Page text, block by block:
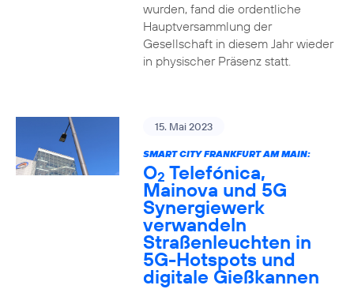
wurden, fand die ordentliche
Hauptversammlung der
Gesellschaft in diesem Jahr wieder
in physischer Präsenz statt.
15. Mai 2023
SMART CITY FRANKFURT AM MAIN:
O2 Telefónica,
Mainova und 5G
Synergiewerk
verwandeln
Straßenleuchten in
5G-Hotspots und
digitale Gießkannen